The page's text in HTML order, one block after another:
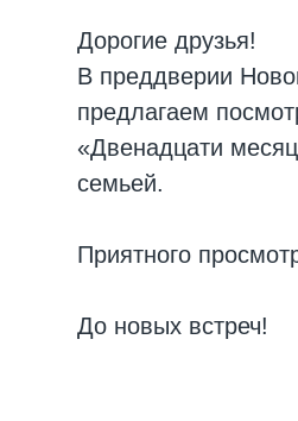
Дорогие друзья!
В преддверии
предлагаем
«Двенадцати
семьей.
Приятного
До новых встреч!